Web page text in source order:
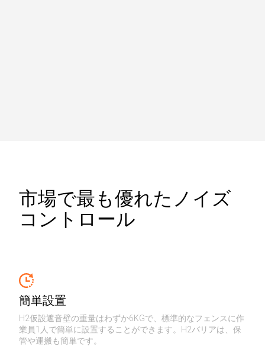
市場で最も優れたノイズ
コントロール
簡単設置
H2仮設遮音壁の重量はわずか6KGで、標準的なフェンスに作
業員1人で簡単に設置することができます。H2バリアは、保
管や運搬も簡単です。